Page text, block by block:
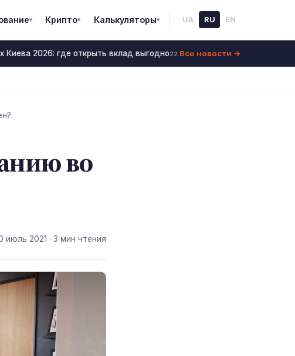
▾ Крипто▾ Калькуляторы▾ UA RU EN
Киева 2026: где открыть вклад выгодно22 июнь 2026 Ставки по
Все новости →
во
июль 2021 · 3 мин чтения